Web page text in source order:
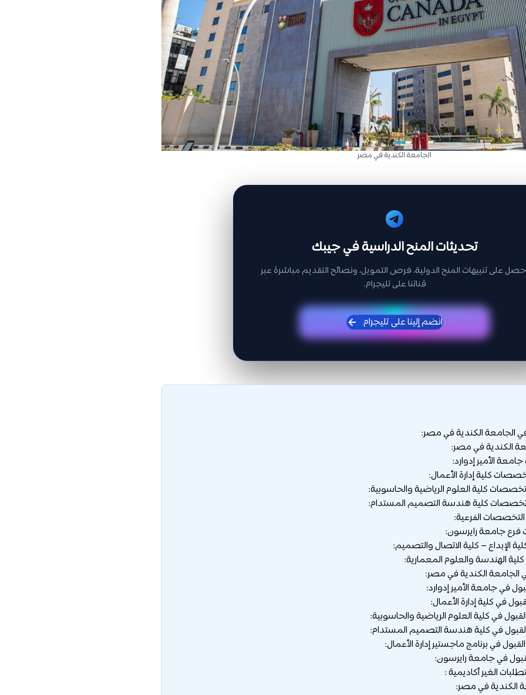
الجامعة الكندية في مصر
تحديثات المنح الدراسية في جيبك
على تنبيهات المنح الدولية، فرص التمويل، ونصائح التقديم مباشرة عبر
قناتنا على تليجرام.
انضم إلينا على تليجرام
الجامعة الكندية في مصر:
الكندية في مصر:
الأمير إدوارد:
جامعة رايرسون:
الكندية في مصر:
في جامعة الأمير إدوارد:
في جامعة رايرسون:
الغير أكاديمية :
الكندية في مصر: